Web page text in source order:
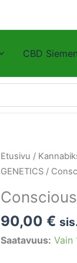
CBD
Etusivu /
GENETICS /
90,00 €
Saatavuus: Vain
Conscious
Genetics
Cuntz
7
määrä